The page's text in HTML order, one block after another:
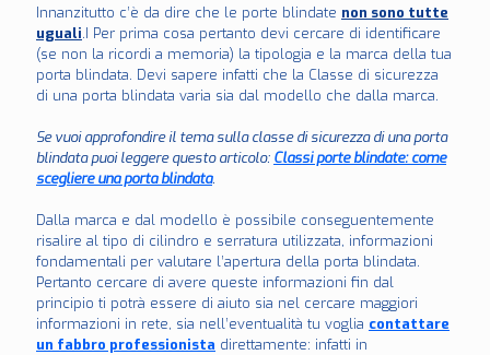
Innanzitutto c’è da dire che le porte blindate non sono tutte
uguali.I Per prima cosa pertanto devi cercare di identificare
(se non la ricordi a memoria) la tipologia e la marca della tua
porta blindata. Devi sapere infatti che la Classe di sicurezza
di una porta blindata varia sia dal modello che dalla marca.
Se vuoi approfondire il tema sulla classe di sicurezza di una porta
blindata puoi leggere questo articolo: Classi porte blindate: come
scegliere una porta blindata.
Dalla marca e dal modello è possibile conseguentemente
risalire al tipo di cilindro e serratura utilizzata, informazioni
fondamentali per valutare l’apertura della porta blindata.
Pertanto cercare di avere queste informazioni fin dal
principio ti potrà essere di aiuto sia nel cercare maggiori
informazioni in rete, sia nell’eventualità tu voglia contattare
un fabbro professionista direttamente: infatti in